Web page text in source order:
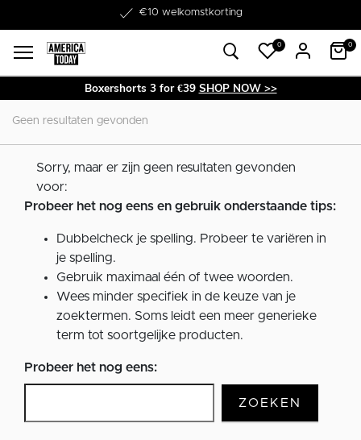
€10 welkomstkorting
Word lid van onze Member Club!
0 0
Boxershorts 3 for €39 SHOP NOW >>
Geen resultaten gevonden
Sorry, maar er zijn geen resultaten gevonden
voor:
Probeer het nog eens en gebruik onderstaande tips:
Dubbelcheck je spelling. Probeer te variëren in
je spelling.
Gebruik maximaal één of twee woorden.
Wees minder specifiek in de keuze van je
zoektermen. Soms leidt een meer generieke
term tot soortgelijke producten.
Probeer het nog eens:
ZOEKEN